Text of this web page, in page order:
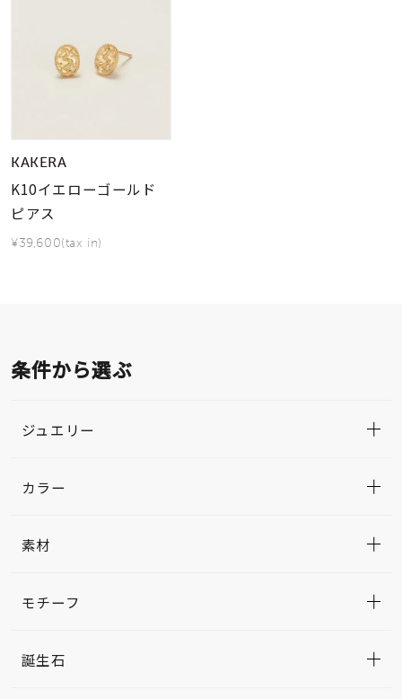
KAKERA
K10イエローゴールド
ピアス
¥39,600(tax in)
条件から選ぶ
ジュエリー
カラー
素材
モチーフ
誕生石